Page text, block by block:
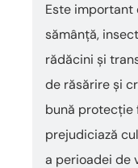
Este
sămânță,
rădăcini și
de răsărire și
bună protecție
prejudiciază
a perioadei de